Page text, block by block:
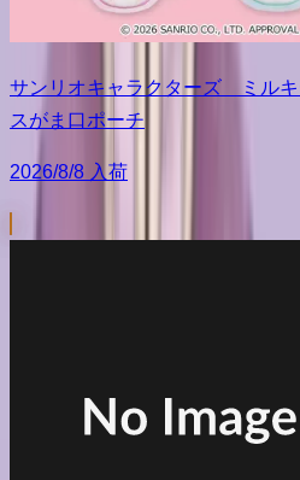
サンリオキャラクターズ ミル
スがま口ポーチ
2026/8/8 入荷